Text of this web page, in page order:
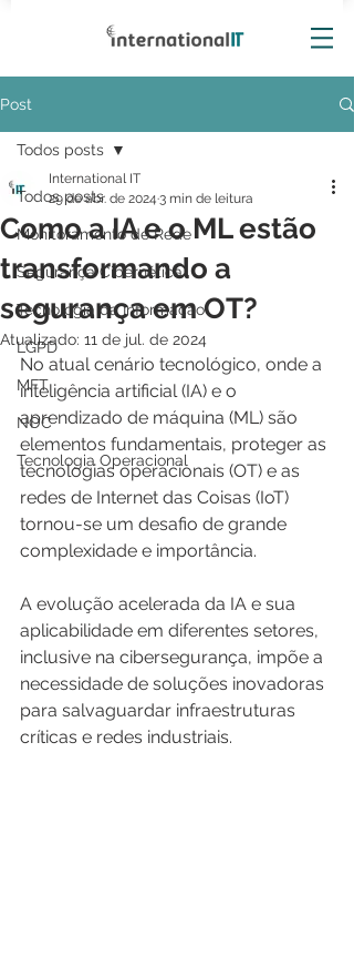
Post
Todos posts
Monitoramento de Rede
Segurança Cibernética
Tecnologia da Informação
LGPD
MFT
NOC
Tecnologia Operacional
Todos posts
Como a IA e o ML estão
transformando a
segurança em OT?
International IT
29 de abr. de 2024 3 min de leitura
Atualizado: 11 de jul. de 2024
No atual cenário tecnológico, onde a
inteligência artificial (IA) e o
aprendizado de máquina (ML) são
elementos fundamentais, proteger as
tecnologias operacionais (OT) e as
redes de Internet das Coisas (IoT)
tornou-se um desafio de grande
complexidade e importância.
A evolução acelerada da IA e sua
aplicabilidade em diferentes setores,
inclusive na cibersegurança, impõe a
necessidade de soluções inovadoras
para salvaguardar infraestruturas
críticas e redes industriais.